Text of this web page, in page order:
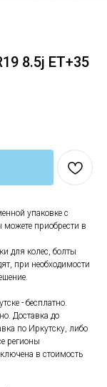
8.5j ET+35
упаковке с
приобрести в
для колес, болты
при необходимости
- бесплатно.
Доставка до
по Иркутску, либо
регионы
в стоимость